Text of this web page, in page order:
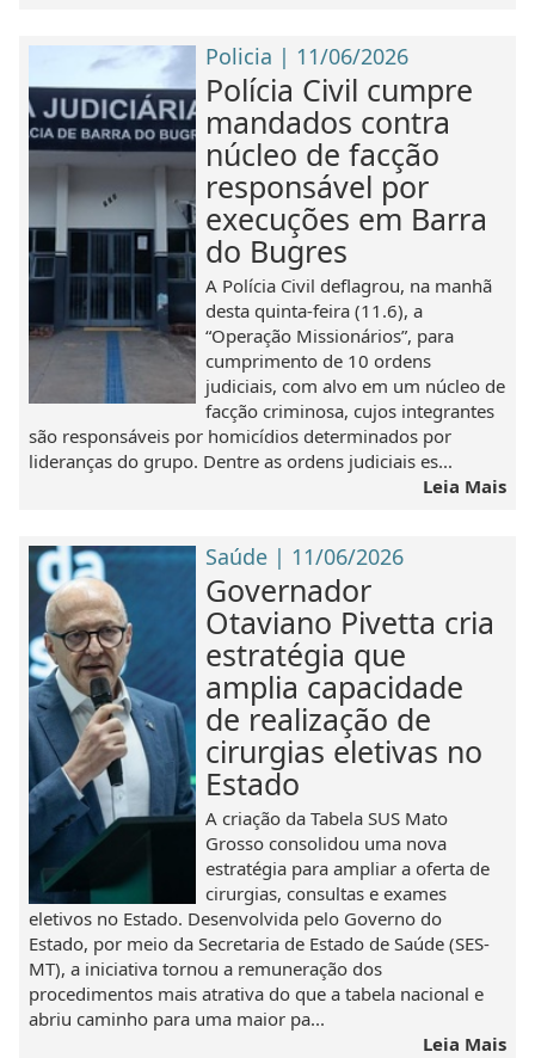
Policia | 11/06/2026
Polícia Civil cumpre
mandados contra
núcleo de facção
responsável por
execuções em Barra
do Bugres
A Polícia Civil deflagrou, na manhã
desta quinta-feira (11.6), a
“Operação Missionários”, para
cumprimento de 10 ordens
judiciais, com alvo em um núcleo de
facção criminosa, cujos integrantes
são responsáveis por homicídios determinados por
lideranças do grupo. Dentre as ordens judiciais es...
Leia Mais
Saúde | 11/06/2026
Governador
Otaviano Pivetta cria
estratégia que
amplia capacidade
de realização de
cirurgias eletivas no
Estado
A criação da Tabela SUS Mato
Grosso consolidou uma nova
estratégia para ampliar a oferta de
cirurgias, consultas e exames
eletivos no Estado. Desenvolvida pelo Governo do
Estado, por meio da Secretaria de Estado de Saúde (SES-
MT), a iniciativa tornou a remuneração dos
procedimentos mais atrativa do que a tabela nacional e
abriu caminho para uma maior pa...
Leia Mais